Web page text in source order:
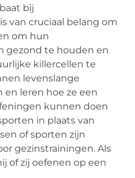
bij
van cruciaal belang om
om hun
gezond te houden en
killercellen te
levenslange
leren hoe ze een
kunnen doen
in plaats van
of sporten zijn
gezinstrainingen. Als
of zij oefenen op een